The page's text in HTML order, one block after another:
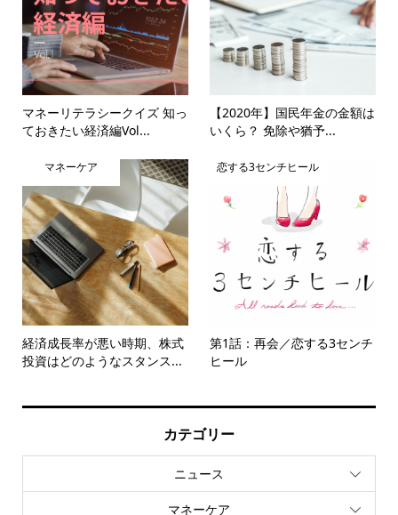
マネーリテラシークイズ 知っ
ておきたい経済編Vol...
【2020年】国民年金の金額は
いくら？ 免除や猶予...
マネーケア
経済成長率が悪い時期、株式
投資はどのようなスタンス...
恋する3センチヒール
第1話：再会／恋する3センチ
ヒール
カテゴリー
ニュース
マネーケア